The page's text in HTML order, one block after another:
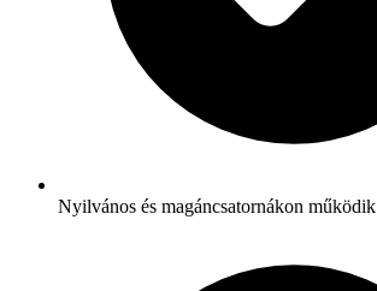
Nyilvános és magáncsatornákon működik